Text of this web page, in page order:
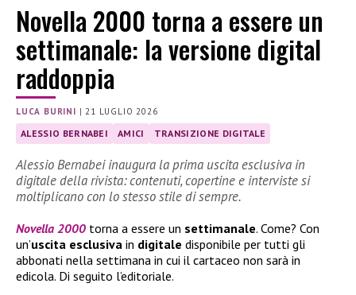
Novella 2000 torna a essere un
settimanale: la versione digital
raddoppia
LUCA BURINI | 21 LUGLIO 2026
ALESSIO BERNABEI AMICI TRANSIZIONE DIGITALE
Alessio Bernabei inaugura la prima uscita esclusiva in
digitale della rivista: contenuti, copertine e interviste si
moltiplicano con lo stesso stile di sempre.
Novella 2000 torna a essere un settimanale. Come? Con
un’uscita esclusiva in digitale disponibile per tutti gli
abbonati nella settimana in cui il cartaceo non sarà in
edicola. Di seguito l’editoriale.